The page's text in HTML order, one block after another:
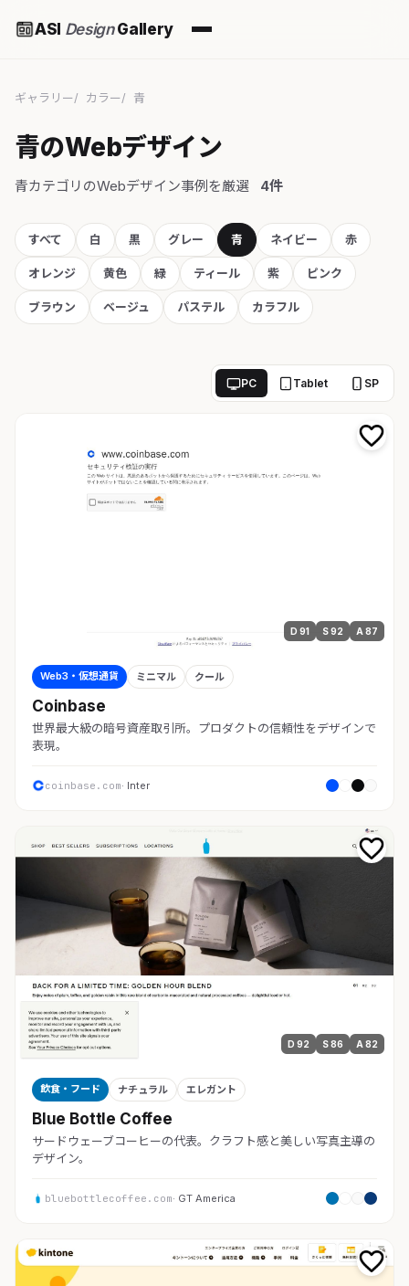
ASI DesignGallery
ギャラリー カラー 青
青のWebデザイン
青カテゴリのWebデザイン事例を厳選 4件
すべて 白 黒 グレー 青 ネイビー 赤
オレンジ 黄色 緑 ティール 紫 ピンク
ブラウン ベージュ パステル カラフル
PC Tablet SP
D 91 S 92 A 87
Web3・仮想通貨 ミニマル クール
Coinbase
世界最大級の暗号資産取引所。プロダクトの信頼性をデザインで
表現。
coinbase.com· Inter
D 92 S 86 A 82
飲食・フード ナチュラル エレガント
Blue Bottle Coffee
サードウェーブコーヒーの代表。クラフト感と美しい写真主導の
デザイン。
bluebottlecoffee.com· GT America